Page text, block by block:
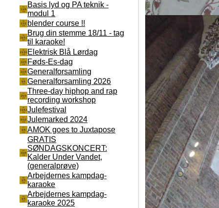
Basis lyd og PA teknik -
modul 1
blender course !!
Brug din stemme 18/11 - tag
til karaoke!
Elektrisk Blå Lørdag
Føds-Es-dag
Generalforsamling
Generalforsamling 2026
Three-day hiphop and rap
recording workshop
Julefestival
Julemarked 2024
AMOK goes to Juxtapose
GRATIS
SØNDAGSKONCERT:
Kalder Under Vandet,
(generalprøve)
Arbejdernes kampdag-
karaoke
Arbejdernes kampdag-
karaoke 2025